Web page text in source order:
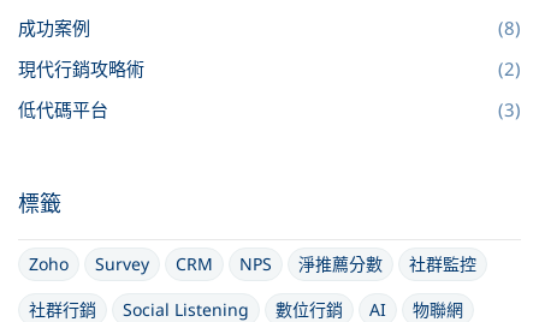
成功案例
(8)
現代行銷攻略術
(2)
低代碼平台
(3)
標籤
Zoho Survey CRM NPS 淨推薦分數
社群監控
社群行銷
Social Listening 數位行銷 AI
物聯網